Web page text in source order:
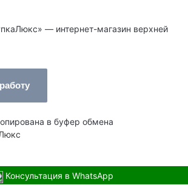
— интернет-магазин верхней
в буфер обмена
Консультация в WhatsApp